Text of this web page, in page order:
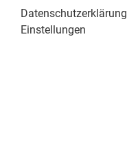
Datenschutzerklärung
Einstellungen